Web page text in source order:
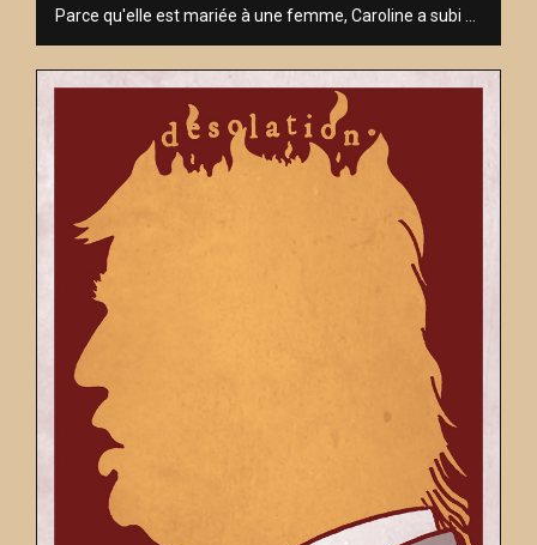
Parce qu'elle est mariée à une femme, Caroline a subi ...